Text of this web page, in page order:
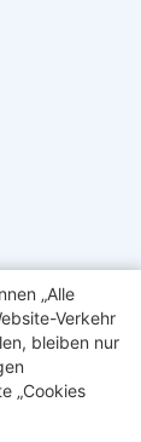
„Alle
Verkehr
bleiben nur
„Cookies